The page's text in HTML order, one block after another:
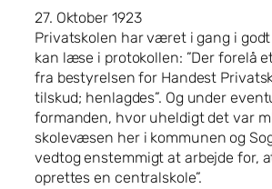
27. Oktober 1923
Privatskolen har været i gang i godt
kan læse i protokollen: ”Der forelå
fra bestyrelsen for Handest
tilskud; henlagdes”. Og under
formanden, hvor uheldigt det var
skolevæsen her i kommunen og
vedtog enstemmigt at arbejde for,
oprettes en centralskole”.